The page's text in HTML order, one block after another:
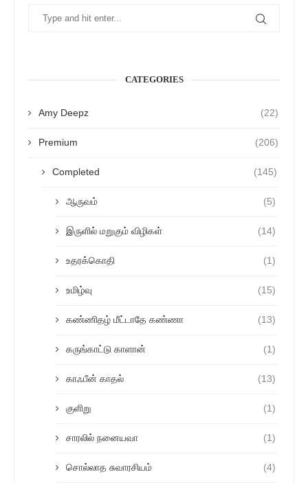
CATEGORIES
Amy Deepz (22)
Premium (206)
Completed (145)
ஆருவம் (5)
இருளில் மறுகும் விழிகள் (14)
உதரக்கொதி (1)
உமிழ்வு (15)
கண்ணிதழ் மீட்டாதே கண்ணா (13)
கருங்காட்டு காளான் (1)
காஃபீன் காதல் (13)
குளிறு (1)
சாரலில் நனையவா (1)
சொல்லாத சுவாரசியம் (4)